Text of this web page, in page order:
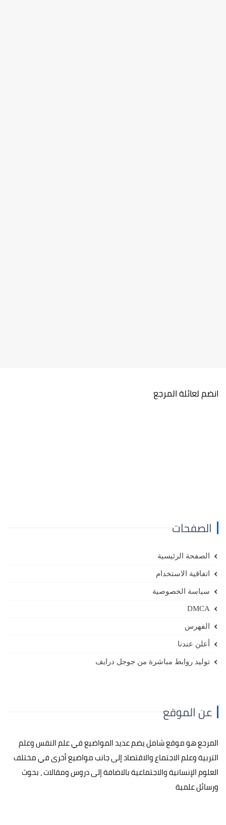
انضم لعائلة المرجع
الصفحات
الصفحة الرئيسية
اتفاقية الاستخدام
سياسة الخصوصية
DMCA
الفهرس
أعلن عندنا
توليد روابط مباشرة من جوجل درايف
عن الموقع
المرجع هو موقع شامل يضم عديد المواضيع في علم النفس وعلم
التربية وعلم الاجتماع والاقتصاد إلى جانب مواضيع أخرى في مختلف
العلوم الإنسانية والاجتماعية بالاضافة إلى دروس ومقالات ، بحوث
ورسائل علمية